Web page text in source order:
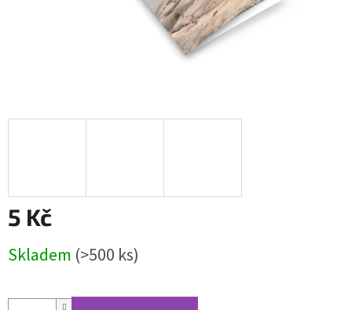
5 Kč
cena:
Skladem (>500 ks)